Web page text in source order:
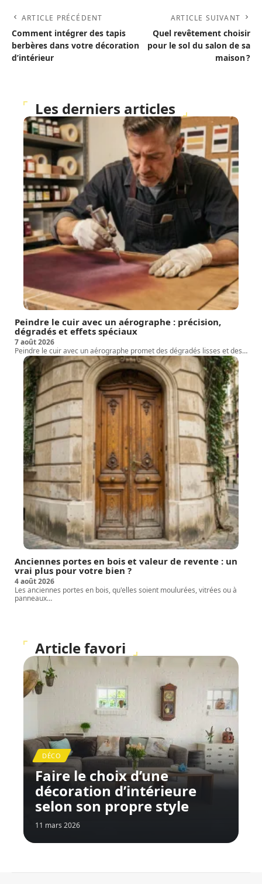
ARTICLE PRÉCÉDENT
Comment intégrer des tapis
berbères dans votre décoration
d’intérieur
ARTICLE SUIVANT
Quel revêtement choisir
pour le sol du salon de sa
maison ?
Les derniers articles
Peindre le cuir avec un aérographe : précision,
dégradés et effets spéciaux
7 août 2026
Peindre le cuir avec un aérographe promet des dégradés lisses et des…
Anciennes portes en bois et valeur de revente : un
vrai plus pour votre bien ?
4 août 2026
Les anciennes portes en bois, qu'elles soient moulurées, vitrées ou à
panneaux…
Article favori
DÉCO
Faire le choix d’une
décoration d’intérieure
selon son propre style
11 mars 2026